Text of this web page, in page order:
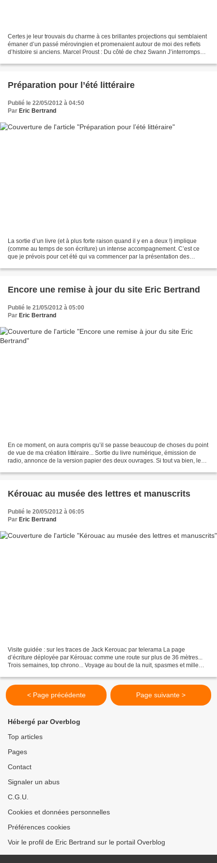
Certes je leur trouvais du charme à ces brillantes projections qui semblaient
émaner d’un passé mérovingien et promenaient autour de moi des reflets
d’histoire si anciens. Marcel Proust : Du côté de chez Swann J’interromps
Préparation pour l’été littéraire
Publié le 22/05/2012 à 04:50
Par Eric Bertrand
La sortie d’un livre (et à plus forte raison quand il y en a deux !) implique
(comme au temps de son écriture) un intense accompagnement. C’est ce
que je prévois pour cet été qui va commencer par la présentation des
Encore une remise à jour du site Eric Bertrand
Publié le 21/05/2012 à 05:00
Par Eric Bertrand
En ce moment, on aura compris qu’il se passe beaucoup de choses du point
de vue de ma création littéraire... Sortie du livre numérique, émission de
radio, annonce de la version papier des deux ouvrages. Si tout va bien, le
Kérouac au musée des lettres et manuscrits
Publié le 20/05/2012 à 06:05
Par Eric Bertrand
Visite guidée : sur les traces de Jack Kerouac par telerama La page
d’écriture déployée par Kérouac comme une route sur plus de 36 mètres...
Trois semaines, top chrono... Voyage au bout de la nuit, spasmes et mille
< Page précédente Page suivante >
Hébergé par Overblog
Top articles
Pages
Contact
Signaler un abus
C.G.U.
Cookies et données personnelles
Préférences cookies
Voir le profil de Eric Bertrand sur le portail Overblog